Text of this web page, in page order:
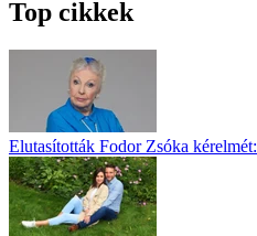
Top cikkek
Elutasították Fodor Zsóka